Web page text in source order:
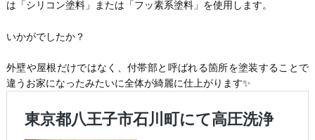
は「シリコン塗料」または「フッ素系塗料」を使用します。
いかがでしたか？
外壁や屋根だけではなく、付帯部と呼ばれる箇所を塗装することで
違うお家になったみたいに全体が綺麗に仕上がります✨